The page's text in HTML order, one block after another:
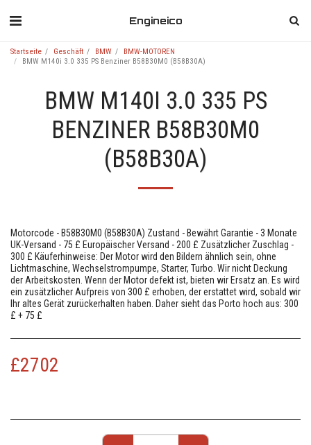
Engineico
Startseite Geschäft BMW
BMW-MOTOREN
BMW M140i 3.0 335 PS Benziner B58B30M0 (B58B30A)
BMW M140I 3.0 335 PS
BENZINER B58B30M0
(B58B30A)
Motorcode - B58B30M0 (B58B30A) Zustand - Bewährt Garantie - 3 Monate
UK-Versand - 75 £ Europäischer Versand - 200 £ Zusätzlicher Zuschlag -
300 £ Käuferhinweise: Der Motor wird den Bildern ähnlich sein, ohne
Lichtmaschine, Wechselstrompumpe, Starter, Turbo. Wir nicht Deckung
der Arbeitskosten. Wenn der Motor defekt ist, bieten wir Ersatz an. Es wird
ein zusätzlicher Aufpreis von 300 £ erhoben, der erstattet wird, sobald wir
Ihr altes Gerät zurückerhalten haben. Daher sieht das Porto hoch aus: 300
£ + 75 £
£2702